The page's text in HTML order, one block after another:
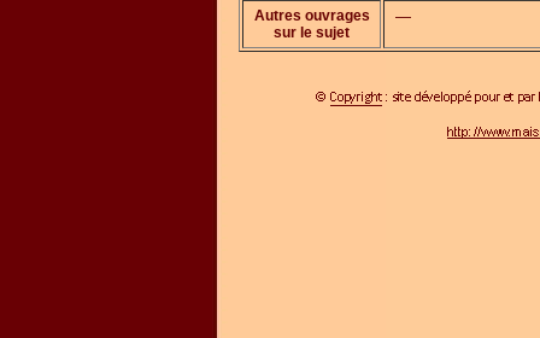
Autres ouvrages
sur le sujet
—